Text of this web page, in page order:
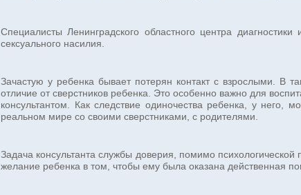
Специалисты Ленинградского областного центра
сексуального насилия.
Зачастую у ребенка бывает потерян контакт с взрослыми. В
отличие от сверстников ребенка. Это особенно важно для
консультантом. Как следствие одиночества ребенка, у
реальном мире со своими сверстниками, с родителями.
Задача консультанта службы доверия, помимо
желание ребенка в том, чтобы ему была оказана действенная